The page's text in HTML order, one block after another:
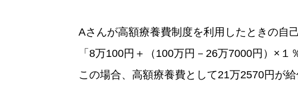
Aさんが高額療養費制度を利用したときの自
「8万100円＋（100万円－26万7000円）×１
この場合、高額療養費として21万2570円が給